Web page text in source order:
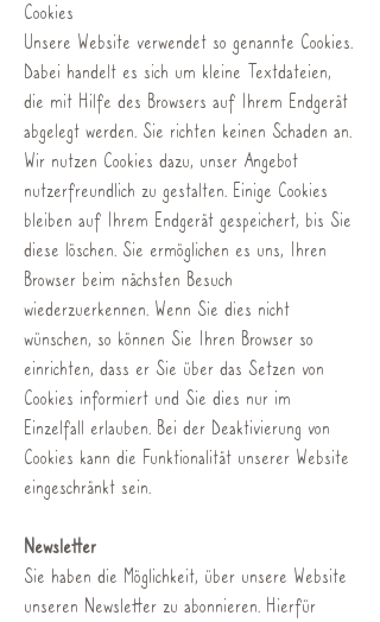
Cookies
Unsere Website verwendet so genannte Cookies.
Dabei handelt es sich um kleine Textdateien,
die mit Hilfe des Browsers auf Ihrem Endgerät
abgelegt werden. Sie richten keinen Schaden an.
Wir nutzen Cookies dazu, unser Angebot
nutzerfreundlich zu gestalten. Einige Cookies
bleiben auf Ihrem Endgerät gespeichert, bis Sie
diese löschen. Sie ermöglichen es uns, Ihren
Browser beim nächsten Besuch
wiederzuerkennen. Wenn Sie dies nicht
wünschen, so können Sie Ihren Browser so
einrichten, dass er Sie über das Setzen von
Cookies informiert und Sie dies nur im
Einzelfall erlauben. Bei der Deaktivierung von
Cookies kann die Funktionalität unserer Website
eingeschränkt sein.
Newsletter
Sie haben die Möglichkeit, über unsere Website
unseren Newsletter zu abonnieren. Hierfür